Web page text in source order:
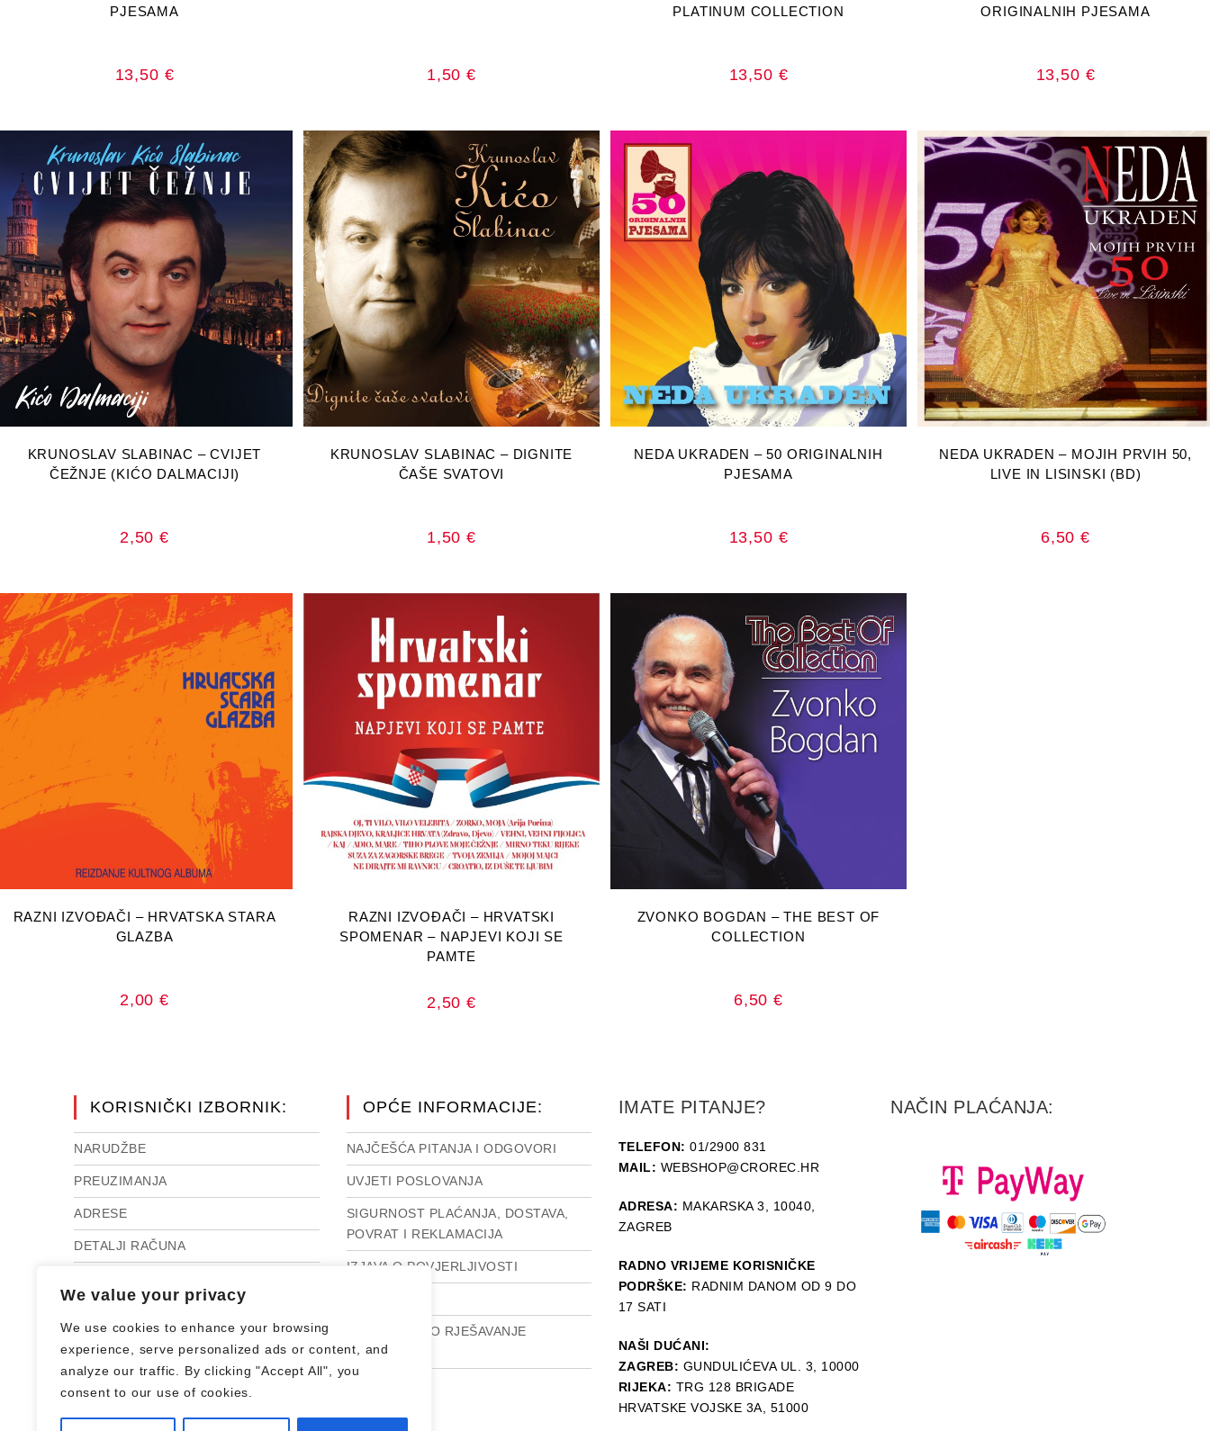
We value your privacy
We use cookies to enhance your browsing
experience, serve personalized ads or content, and
analyze our traffic. By clicking "Accept All", you
consent to our use of cookies.
PJESAMA
13,50 € 1,50€
PLATINUM COLLECTION
13,50 €
ORIGINALNIH PJESAMA
13,50 €
KRUNOSLAV SLABINAC – CVIJET
ČEŽNJE (KIĆO DALMACIJI)
2,50€
KRUNOSLAV SLABINAC – DIGNITE
ČAŠE SVATOVI
1,50€
NEDA UKRADEN – 50 ORIGINALNIH
PJESAMA
13,50 €
NEDA UKRADEN – MOJIH PRVIH 50,
LIVE IN LISINSKI (BD)
6,50€
DODAJ U KOŠARICU
RAZNI IZVOĐAČI – HRVATSKA STARA
GLAZBA
2,00€
DODAJ U KOŠARICU
RAZNI IZVOĐAČI – HRVATSKI
SPOMENAR – NAPJEVI KOJI SE
PAMTE
2,50€
ZVONKO BOGDAN – THE BEST OF
COLLECTION
6,50€
KORISNIČKI IZBORNIK:
NARUDŽBE
PREUZIMANJA
ADRESE
DETALJI RAČUNA
OPĆE INFORMACIJE:
NAJČEŠĆA PITANJA I ODGOVORI
UVJETI POSLOVANJA
SIGURNOST PLAĆANJA, DOSTAVA,
POVRAT I REKLAMACIJA
IZJAVA O POVJERLJIVOSTI
INTERNETSKO RJEŠAVANJE
SPOROVA
IMATE PITANJE?
TELEFON: 01/2900 831
MAIL: WEBSHOP@CROREC.HR
ADRESA: MAKARSKA 3, 10040,
ZAGREB
RADNO VRIJEME KORISNIČKE
PODRŠKE: RADNIM DANOM OD 9 DO
17 SATI
NAŠI DUĆANI:
ZAGREB: GUNDULIĆEVA UL. 3, 10000
RIJEKA: TRG 128 BRIGADE
HRVATSKE VOJSKE 3A, 51000
NAČIN PLAĆANJA: